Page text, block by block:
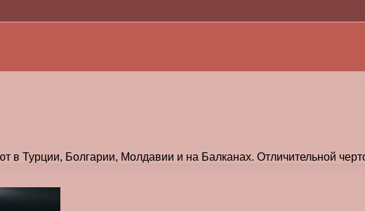
в Турции, Болгарии, Молдавии и на Балканах. Отличительной